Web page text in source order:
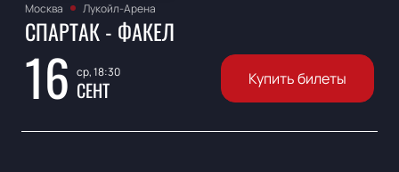
Москва
Лукойл-Арена
СПАРТАК - ФАКЕЛ
16 ср, 18:30
СЕНТ Купить билеты